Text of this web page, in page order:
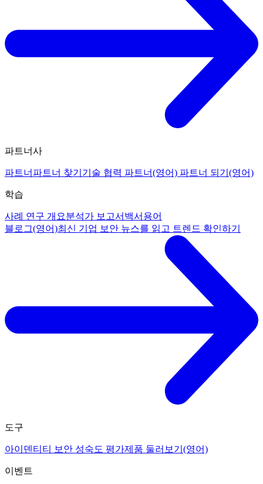
파트너사
파트너 파트너 찾기 기술 협력 파트너(영어) 파트너 되기(영어)
학습
사례 연구 개요분석가 보고서 백서 용어
블로그(영어)최신 기업 보안 뉴스를 읽고 트렌드 확인하기
도구
아이덴티티 보안 성숙도 평가제품 둘러보기(영어)
이벤트